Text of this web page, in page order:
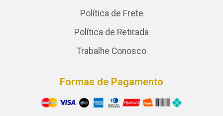
Política de Frete
Política de Retirada
Trabalhe Conosco
Formas de Pagamento